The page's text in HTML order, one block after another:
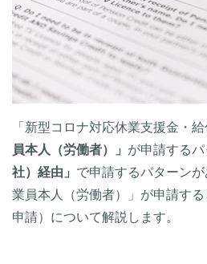
「新型コロナ対応休業支援金・給
員本人（労働者）」 が申請するパ
社）経由」 で申請するパターン
業員本人（労働者）」が申請す
申請）について解説します。